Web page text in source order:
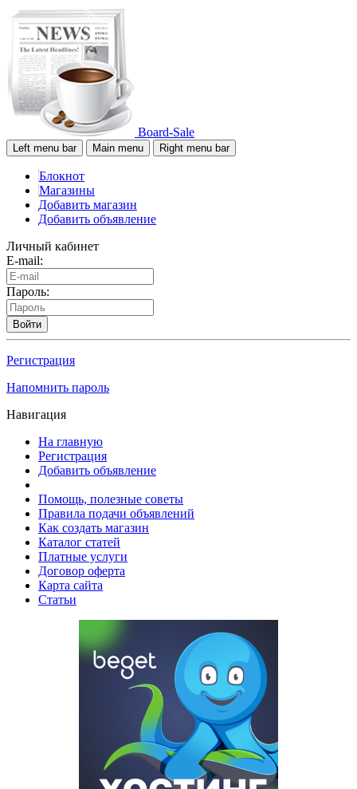
Board-Sale
Left menu bar Main menu Right menu bar
Блокнот
Магазины
Добавить магазин
Добавить объявление
Личный кабинет
E-mail:
Пароль:
Войти
Регистрация
Напомнить пароль
Навигация
На главную
Регистрация
Добавить объявление
Помощь, полезные советы
Правила подачи объявлений
Как создать магазин
Каталог статей
Платные услуги
Договор оферта
Карта сайта
Статьи